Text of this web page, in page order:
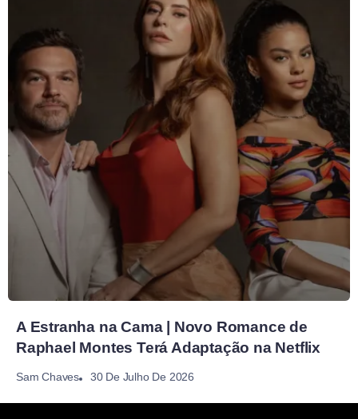
A Estranha na Cama | Novo Romance de
Raphael Montes Terá Adaptação na Netflix
Sam Chaves 30 De Julho De 2026